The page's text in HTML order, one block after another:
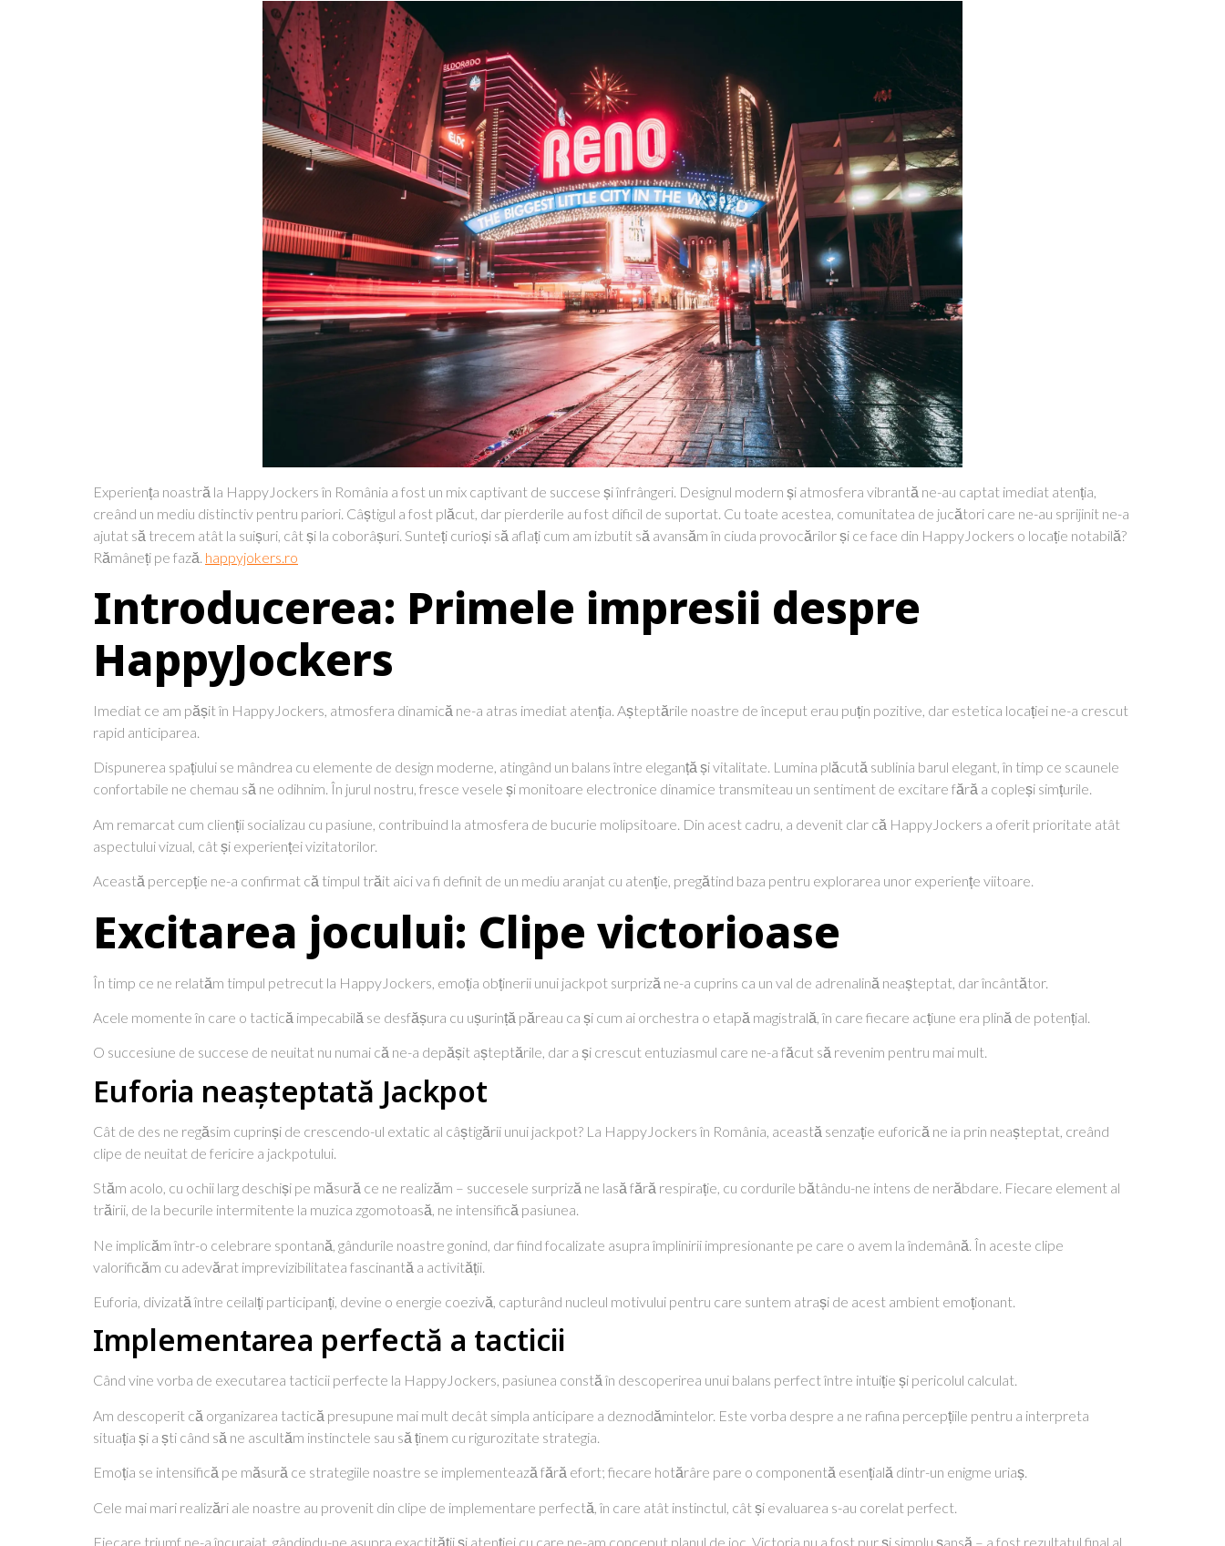
Experiența noastră la HappyJockers în România a fost un mix captivant de succese și înfrângeri. Designul modern și atmosfera vibrantă ne-au captat imediat atenția,
creând un mediu distinctiv pentru pariori. Câștigul a fost plăcut, dar pierderile au fost dificil de suportat. Cu toate acestea, comunitatea de jucători care ne-au sprijinit ne-a
ajutat să trecem atât la suișuri, cât și la coborâșuri. Sunteți curioși să aflați cum am izbutit să avansăm în ciuda provocărilor și ce face din HappyJockers o locație notabilă?
Rămâneți pe fază. happyjokers.ro
Introducerea: Primele impresii despre
HappyJockers
Imediat ce am pășit în HappyJockers, atmosfera dinamică ne-a atras imediat atenția. Așteptările noastre de început erau puțin pozitive, dar estetica locației ne-a crescut
rapid anticiparea.
Dispunerea spațiului se mândrea cu elemente de design moderne, atingând un balans între eleganță și vitalitate. Lumina plăcută sublinia barul elegant, în timp ce scaunele
confortabile ne chemau să ne odihnim. În jurul nostru, fresce vesele și monitoare electronice dinamice transmiteau un sentiment de excitare fără a copleși simțurile.
Am remarcat cum clienții socializau cu pasiune, contribuind la atmosfera de bucurie molipsitoare. Din acest cadru, a devenit clar că HappyJockers a oferit prioritate atât
aspectului vizual, cât și experienței vizitatorilor.
Această percepție ne-a confirmat că timpul trăit aici va fi definit de un mediu aranjat cu atenție, pregătind baza pentru explorarea unor experiențe viitoare.
Excitarea jocului: Clipe victorioase
În timp ce ne relatăm timpul petrecut la HappyJockers, emoția obținerii unui jackpot surpriză ne-a cuprins ca un val de adrenalină neașteptat, dar încântător.
Acele momente în care o tactică impecabilă se desfășura cu ușurință păreau ca și cum ai orchestra o etapă magistrală, în care fiecare acțiune era plină de potențial.
O succesiune de succese de neuitat nu numai că ne-a depășit așteptările, dar a și crescut entuziasmul care ne-a făcut să revenim pentru mai mult.
Euforia neașteptată Jackpot
Cât de des ne regăsim cuprinși de crescendo-ul extatic al câștigării unui jackpot? La HappyJockers în România, această senzație euforică ne ia prin neașteptat, creând
clipe de neuitat de fericire a jackpotului.
Stăm acolo, cu ochii larg deschiși pe măsură ce ne realizăm – succesele surpriză ne lasă fără respirație, cu cordurile bătându-ne intens de nerăbdare. Fiecare element al
trăirii, de la becurile intermitente la muzica zgomotoasă, ne intensifică pasiunea.
Ne implicăm într-o celebrare spontană, gândurile noastre gonind, dar fiind focalizate asupra împlinirii impresionante pe care o avem la îndemână. În aceste clipe
valorificăm cu adevărat imprevizibilitatea fascinantă a activității.
Euforia, divizată între ceilalți participanți, devine o energie coezivă, capturând nucleul motivului pentru care suntem atrași de acest ambient emoționant.
Implementarea perfectă a tacticii
Când vine vorba de executarea tacticii perfecte la HappyJockers, pasiunea constă în descoperirea unui balans perfect între intuiție și pericolul calculat.
Am descoperit că organizarea tactică presupune mai mult decât simpla anticipare a deznodămintelor. Este vorba despre a ne rafina percepțiile pentru a interpreta
situația și a ști când să ne ascultăm instinctele sau să ținem cu rigurozitate strategia.
Emoția se intensifică pe măsură ce strategiile noastre se implementează fără efort; fiecare hotărâre pare o componentă esențială dintr-un enigme uriaș.
Cele mai mari realizări ale noastre au provenit din clipe de implementare perfectă, în care atât instinctul, cât și evaluarea s-au corelat perfect.
Fiecare triumf ne-a încurajat, gândindu-ne asupra exactității și atenției cu care ne-am conceput planul de joc. Victoria nu a fost pur și simplu șansă – a fost rezultatul final al